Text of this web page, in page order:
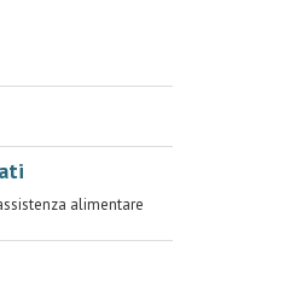
alimentare